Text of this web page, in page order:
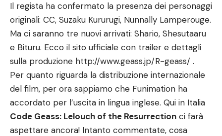
Il regista ha confermato la presenza dei personaggi
originali: CC, Suzaku Kururugi, Nunnally Lamperouge.
Ma ci saranno tre nuovi arrivati: Shario, Shesutaaru
e Bituru. Ecco il sito ufficiale con trailer e dettagli
sulla produzione http://www.geass.jp/R-geass/ .
Per quanto riguarda la distribuzione internazionale
del film, per ora sappiamo che Funimation ha
accordato per l’uscita in lingua inglese. Qui in Italia
Code Geass: Lelouch of the Resurrection ci farà
aspettare ancora! Intanto commentate, cosa